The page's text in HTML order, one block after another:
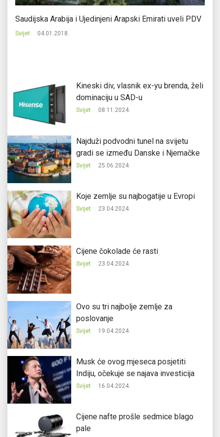
Saudijska Arabija i Ujedinjeni Arapski Emirati uveli PDV
Svijet 04.01.2018.
Kineski div, vlasnik ex-yu brenda, želi
dominaciju u SAD-u
Svijet 08.11.2024.
Najduži podvodni tunel na svijetu
gradi se između Danske i Njemačke
Svijet 25.06.2024.
Koje zemlje su najbogatije u Evropi
Svijet 23.04.2024.
Cijene čokolade će rasti
Svijet 23.04.2024.
Ovo su tri najbolje zemlje za
poslovanje
Svijet 19.04.2024.
Musk će ovog mjeseca posjetiti
Indiju, očekuje se najava investicija
Svijet 16.04.2024.
Cijene nafte prošle sedmice blago
pale